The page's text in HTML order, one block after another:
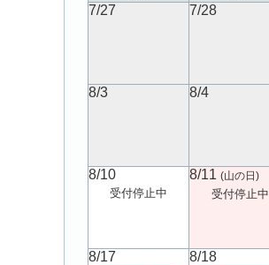
7/27
7/28
8/3 8/4
8/10
受付停止中
8/11(山の日)
受付停止中
8/17 8/18